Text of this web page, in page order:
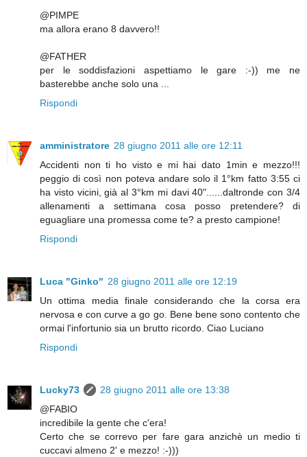
@PIMPE
ma allora erano 8 davvero!!
@FATHER
per le soddisfazioni aspettiamo le gare :-)) me ne
basterebbe anche solo una ...
Rispondi
amministratore 28 giugno 2011 alle ore 12:11
Accidenti non ti ho visto e mi hai dato 1min e mezzo!!!
peggio di così non poteva andare solo il 1°km fatto 3:55 ci
ha visto vicini, già al 3°km mi davi 40"......daltronde con 3/4
allenamenti a settimana cosa posso pretendere? di
eguagliare una promessa come te? a presto campione!
Rispondi
Luca "Ginko" 28 giugno 2011 alle ore 12:19
Un ottima media finale considerando che la corsa era
nervosa e con curve a go go. Bene bene sono contento che
ormai l'infortunio sia un brutto ricordo. Ciao Luciano
Rispondi
Lucky73
28 giugno 2011 alle ore 13:38
@FABIO
incredibile la gente che c'era!
Certo che se correvo per fare gara anzichè un medio ti
cuccavi almeno 2' e mezzo! :-)))